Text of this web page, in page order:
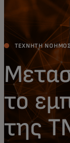
ΤΕΧΝΗΤΉ
το
της